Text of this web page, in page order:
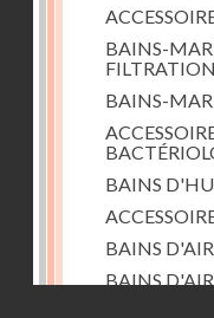
BAINS-
BAINS-
BAINS
BAINS
BAINS